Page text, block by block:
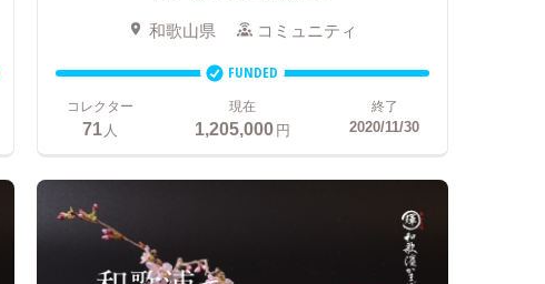
和歌山県 コミュニティ
FUNDED
コレクター
71 人
現在
1,205,000円
終了
2020/11/30